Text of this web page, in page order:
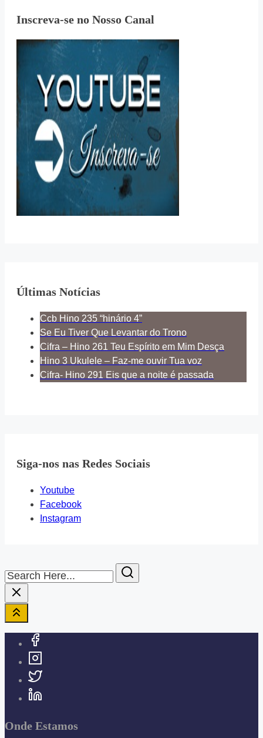
Inscreva-se no Nosso Canal
Últimas Notícias
Ccb Hino 235 “hinário 4”
Se Eu Tiver Que Levantar do Trono
Cifra – Hino 261 Teu Espírito em Mim Desça
Hino 3 Ukulele – Faz-me ouvir Tua voz
Cifra- Hino 291 Eis que a noite é passada
Siga-nos nas Redes Sociais
Youtube
Facebook
Instagram
Search
Here...
Onde Estamos